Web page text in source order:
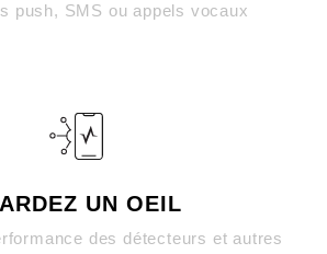
push, SMS ou appels vocaux
UN OEIL
des détecteurs et autres